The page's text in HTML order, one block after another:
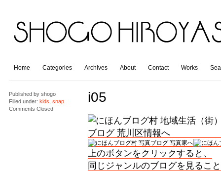
Home Categories Archives About Contact Works
Published byshogo
Filled under: kids snap
Comments Closed
i05
上のボタンをクリックすると、
同じジャンルのブログを見るこ